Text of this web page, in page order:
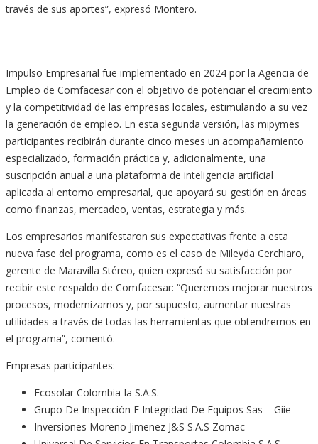
través de sus aportes”, expresó Montero.
Impulso Empresarial fue implementado en 2024 por la Agencia de
Empleo de Comfacesar con el objetivo de potenciar el crecimiento
y la competitividad de las empresas locales, estimulando a su vez
la generación de empleo. En esta segunda versión, las mipymes
participantes recibirán durante cinco meses un acompañamiento
especializado, formación práctica y, adicionalmente, una
suscripción anual a una plataforma de inteligencia artificial
aplicada al entorno empresarial, que apoyará su gestión en áreas
como finanzas, mercadeo, ventas, estrategia y más.
Los empresarios manifestaron sus expectativas frente a esta
nueva fase del programa, como es el caso de Mileyda Cerchiaro,
gerente de Maravilla Stéreo, quien expresó su satisfacción por
recibir este respaldo de Comfacesar: “Queremos mejorar nuestros
procesos, modernizarnos y, por supuesto, aumentar nuestras
utilidades a través de todas las herramientas que obtendremos en
el programa”, comentó.
Empresas participantes:
Ecosolar Colombia Ia S.A.S.
Grupo De Inspección E Integridad De Equipos Sas – Giie
Inversiones Moreno Jimenez J&S S.A.S Zomac